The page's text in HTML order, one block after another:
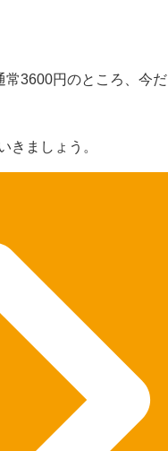
常3600円のところ、今だ
きましょう。